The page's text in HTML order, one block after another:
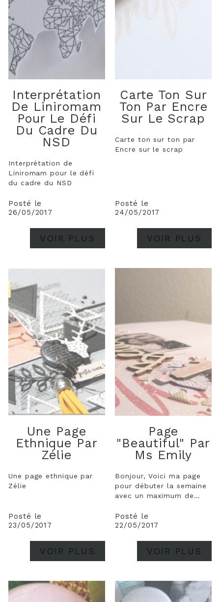
Interprétation
De Liniromam
Pour Le Défi
Du Cadre Du
NSD
Interprétation de
Liniromam pour le défi
du cadre du NSD
Posté le
26/05/2017
VOIR PLUS
Carte Ton Sur
Ton Par Encre
Sur Le Scrap
Carte ton sur ton par
Encre sur le scrap
Posté le
24/05/2017
VOIR PLUS
Une Page
Ethnique Par
Zélie
Une page ethnique par
Zélie
Posté le
23/05/2017
VOIR PLUS
Page
"beautiful" Par
Ms Emily
Bonjour, Voici ma page
pour débuter la semaine
avec un maximum de
mise en page particulière
où j'ai disposé mes
l'orientation du papier et
Posté le
22/05/2017
VOIR PLUS